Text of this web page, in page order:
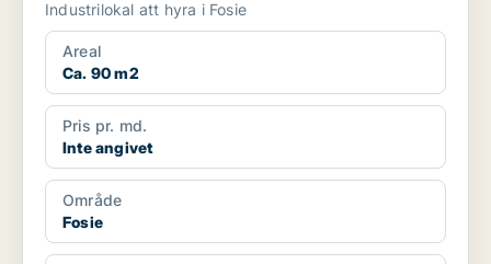
Industrilokal att hyra i Fosie
Areal
Ca. 90 m2
Pris pr. md.
Inte angivet
Område
Fosie